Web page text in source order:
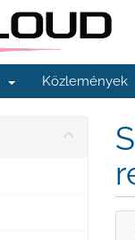
Közlemények